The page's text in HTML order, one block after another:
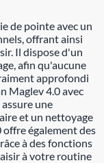
de pointe avec un
offrant ainsi
Il dispose d'un
afin qu'aucune
approfondi
Maglev 4.0 avec
une
et un nettoyage
offre également des
à des fonctions
à votre routine